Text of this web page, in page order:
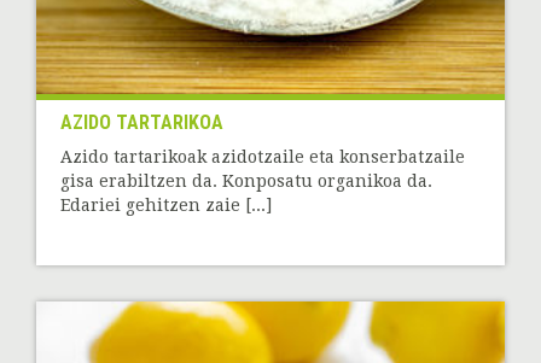
AZIDO TARTARIKOA
Azido tartarikoak azidotzaile eta konserbatzaile
gisa erabiltzen da. Konposatu organikoa da.
Edariei gehitzen zaie [...]